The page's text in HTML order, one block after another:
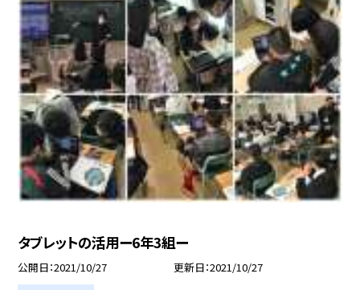
タブレットの活用ー6年3組ー
公開日 2021/10/27 更新日 2021/10/27